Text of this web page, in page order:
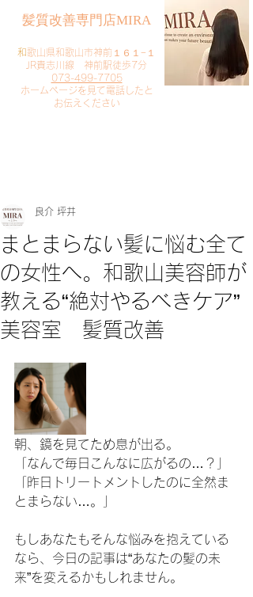
​髪質改善専門店MIRA
​和歌山県和歌山市神前１６１−１
JR貴志川線 神前駅徒歩7分
073-499-7705
​ホームページを見て電話したと
お伝えください
まとまらない髪に悩む全て
の女性へ。和歌山美容師が
教える“絶対やるべきケア”
美容室 髪質改善
良介 坪井
朝、鏡を見てため息が出る。
「なんで毎日こんなに広がるの…？」
「昨日トリートメントしたのに全然ま
とまらない…。」
もしあなたもそんな悩みを抱えている
なら、今日の記事は“あなたの髪の未
来”を変えるかもしれません。